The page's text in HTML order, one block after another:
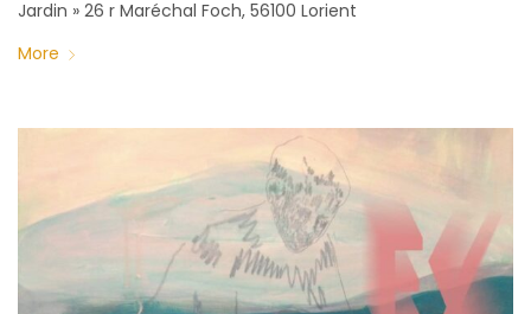
Jardin » 26 r Maréchal Foch, 56100 Lorient
More